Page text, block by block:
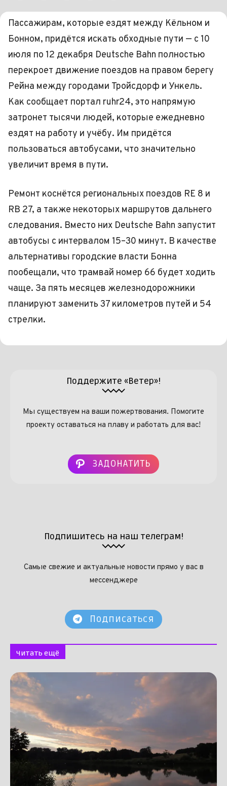
Пассажирам, которые ездят между Кёльном и
Бонном, придётся искать обходные пути — с 10
июля по 12 декабря Deutsche Bahn полностью
перекроет движение поездов на правом берегу
Рейна между городами Тройсдорф и Ункель.
Как сообщает портал ruhr24, это напрямую
затронет тысячи людей, которые ежедневно
ездят на работу и учёбу. Им придётся
пользоваться автобусами, что значительно
увеличит время в пути.
Ремонт коснётся региональных поездов RE 8 и
RB 27, а также некоторых маршрутов дальнего
следования. Вместо них Deutsche Bahn запустит
автобусы с интервалом 15–30 минут. В качестве
альтернативы городские власти Бонна
пообещали, что трамвай номер 66 будет ходить
чаще. За пять месяцев железнодорожники
планируют заменить 37 километров путей и 54
стрелки.
Поддержите «Ветер»!
Мы существуем на ваши пожертвования. Помогите
проекту оставаться на плаву и работать для вас!
ЗАДОНАТИТЬ
Подпишитесь на наш телеграм!
Самые свежие и актуальные новости прямо у вас в
мессенджере
Подписаться
Читать ещё